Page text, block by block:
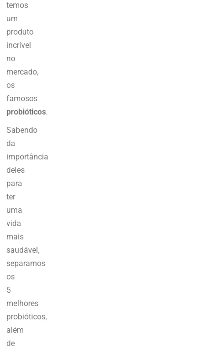
temos
um
produto
incrível
no
mercado,
os
famosos
probióticos.
Sabendo
da
importância
deles
para
ter
uma
vida
mais
saudável,
separamos
os
5
melhores
probióticos,
além
de